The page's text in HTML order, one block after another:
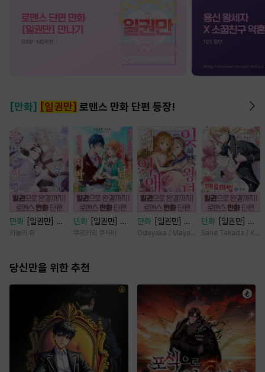
[만화] [일권만] 로맨스 만화 단편 등장!
만화
[일권만] 죽
을 뻔한 늑대가 운
카놀라 유
만화
[일권만] 내
게 간섭하지 않겠
바라봅니다 [단행
쿠로카와 쿠사비
만화
[일권만] 잊
혀진 왕녀지만 정
Odayaka / Maya Koike
만화
[일권만] 매
료 마법에 걸린 척
Sane Takada /
당신만을 위한 추천